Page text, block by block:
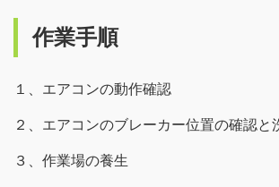
作業手順
１、エアコンの動作確認
２、エアコンのブレーカー位置の確認と
３、作業場の養生